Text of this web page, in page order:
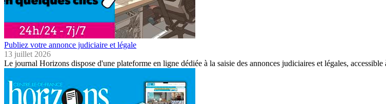
Publiez votre annonce judiciaire et légale
13 juillet 2026
Le journal Horizons dispose d'une plateforme en ligne dédiée à la saisie des annonces judiciaires et légales,